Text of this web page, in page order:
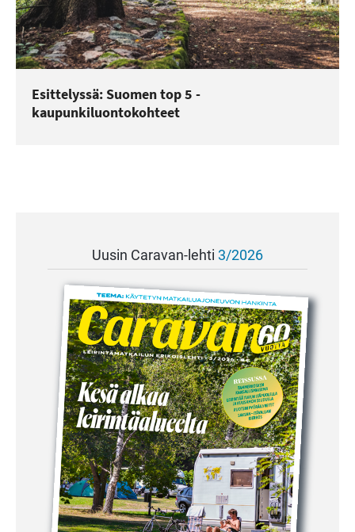
Esittelyssä: Suomen top 5 -
kaupunkiluontokohteet
Uusin Caravan-lehti 3/2026